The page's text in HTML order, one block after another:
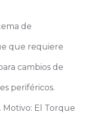
de
que requiere
cambios de
periféricos.
El Torque